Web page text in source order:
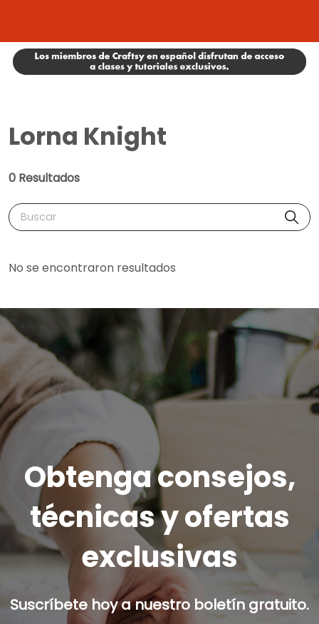
Lorna Knight
0 Resultados
Buscar
No se encontraron resultados
Obtenga consejos,
técnicas y ofertas
exclusivas
Suscríbete hoy a nuestro boletín gratuito.